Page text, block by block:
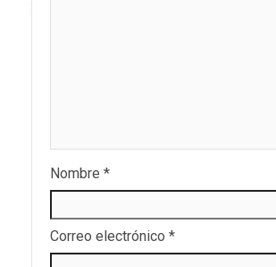
Nombre *
Correo electrónico *